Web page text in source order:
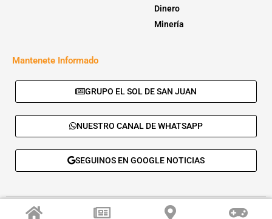
Dinero
Minería
Mantenete Informado
GRUPO EL SOL DE SAN JUAN
NUESTRO CANAL DE WHATSAPP
SEGUINOS EN GOOGLE NOTICIAS
© 2026 - El Sol de San Juan. Todos los derechos reservados. |